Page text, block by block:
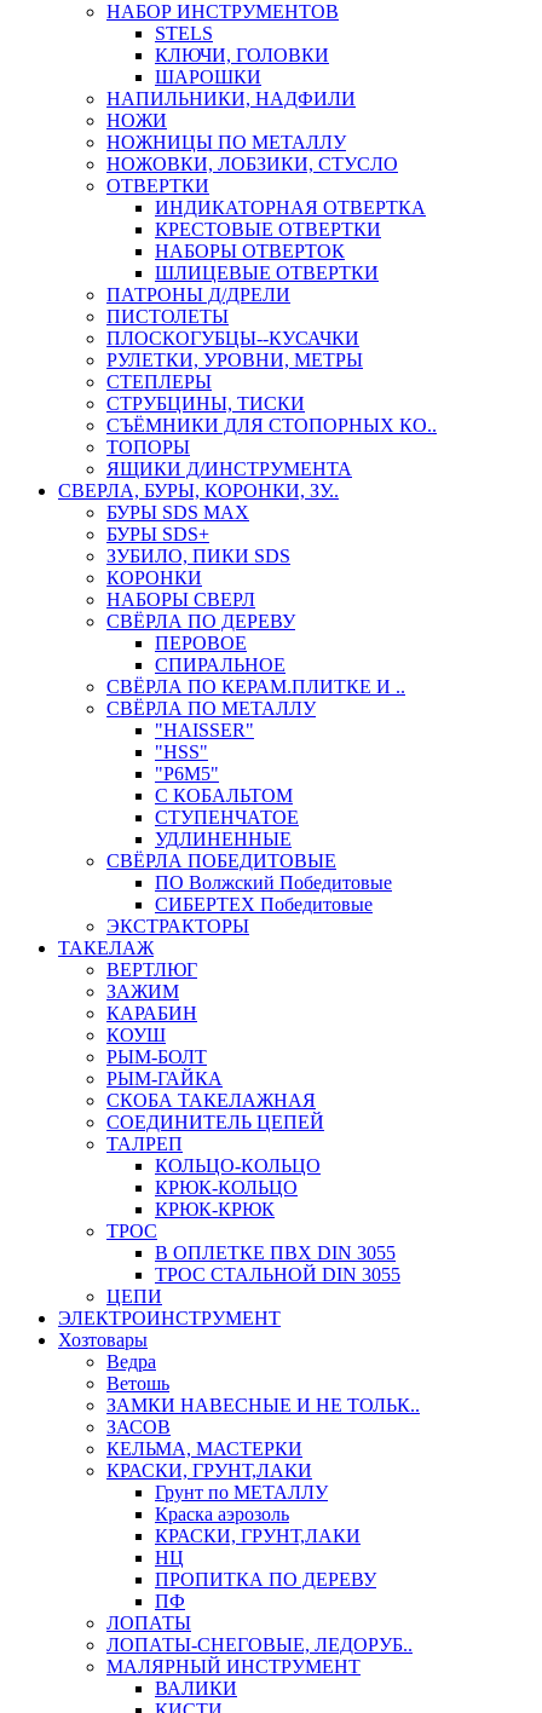
НАБОР ИНСТРУМЕНТОВ
STELS
КЛЮЧИ, ГОЛОВКИ
ШАРОШКИ
НАПИЛЬНИКИ, НАДФИЛИ
НОЖИ
НОЖНИЦЫ ПО МЕТАЛЛУ
НОЖОВКИ, ЛОБЗИКИ, СТУСЛО
ОТВЕРТКИ
ИНДИКАТОРНАЯ ОТВЕРТКА
КРЕСТОВЫЕ ОТВЕРТКИ
НАБОРЫ ОТВЕРТОК
ШЛИЦЕВЫЕ ОТВЕРТКИ
ПАТРОНЫ Д/ДРЕЛИ
ПИСТОЛЕТЫ
ПЛОСКОГУБЦЫ--КУСАЧКИ
РУЛЕТКИ, УРОВНИ, МЕТРЫ
СТЕПЛЕРЫ
СТРУБЦИНЫ, ТИСКИ
СЪЁМНИКИ ДЛЯ СТОПОРНЫХ КО..
ТОПОРЫ
ЯЩИКИ Д/ИНСТРУМЕНТА
СВЕРЛА, БУРЫ, КОРОНКИ, ЗУ..
БУРЫ SDS MAX
БУРЫ SDS+
ЗУБИЛО, ПИКИ SDS
КОРОНКИ
НАБОРЫ СВЕРЛ
СВЁРЛА ПО ДЕРЕВУ
ПЕРОВОЕ
СПИРАЛЬНОЕ
СВЁРЛА ПО КЕРАМ.ПЛИТКЕ И ..
СВЁРЛА ПО МЕТАЛЛУ
"HAISSER"
"HSS"
"Р6М5"
С КОБАЛЬТОМ
СТУПЕНЧАТОЕ
УДЛИНЕННЫЕ
СВЁРЛА ПОБЕДИТОВЫЕ
ПО Волжский Победитовые
СИБЕРТЕХ Победитовые
ЭКСТРАКТОРЫ
ТАКЕЛАЖ
ВЕРТЛЮГ
ЗАЖИМ
КАРАБИН
КОУШ
РЫМ-БОЛТ
РЫМ-ГАЙКА
СКОБА ТАКЕЛАЖНАЯ
СОЕДИНИТЕЛЬ ЦЕПЕЙ
ТАЛРЕП
КОЛЬЦО-КОЛЬЦО
КРЮК-КОЛЬЦО
КРЮК-КРЮК
ТРОС
В ОПЛЕТКЕ ПВХ DIN 3055
ТРОС СТАЛЬНОЙ DIN 3055
ЦЕПИ
ЭЛЕКТРОИНСТРУМЕНТ
Хозтовары
Ведра
Ветошь
ЗАМКИ НАВЕСНЫЕ И НЕ ТОЛЬК..
ЗАСОВ
КЕЛЬМА, МАСТЕРКИ
КРАСКИ, ГРУНТ,ЛАКИ
Грунт по МЕТАЛЛУ
Краска аэрозоль
КРАСКИ, ГРУНТ,ЛАКИ
НЦ
ПРОПИТКА ПО ДЕРЕВУ
ПФ
ЛОПАТЫ
ЛОПАТЫ-СНЕГОВЫЕ, ЛЕДОРУБ..
МАЛЯРНЫЙ ИНСТРУМЕНТ
ВАЛИКИ